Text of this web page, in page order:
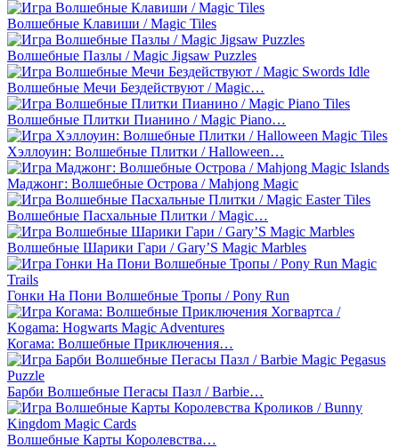
Волшебные Клавиши / Magic Tiles
Волшебные Пазлы / Magic Jigsaw Puzzles
Волшебные Мечи Бездействуют / Magic…
Волшебные Плитки Пианино / Magic Piano…
Хэллоуин: Волшебные Плитки / Halloween…
Маджонг: Волшебные Острова / Mahjong Magic
Волшебные Пасхальные Плитки / Magic…
Волшебные Шарики Гари / Gary’S Magic Marbles
Гонки На Пони Волшебные Тропы / Pony Run
Когама: Волшебные Приключения…
Барби Волшебные Пегасы Пазл / Barbie…
Волшебные Карты Королевства…